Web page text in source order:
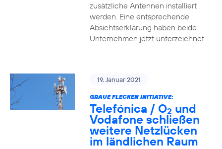
zusätzliche Antennen installiert
werden. Eine entsprechende
Absichtserklärung haben beide
Unternehmen jetzt unterzeichnet.
19. Januar 2021
GRAUE FLECKEN INITIATIVE:
Telefónica / O2 und
Vodafone schließen
weitere Netzlücken
im ländlichen Raum